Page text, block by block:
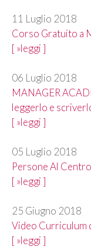
11 Luglio 2018
Corso Gratuito a
[ »leggi ]
06 Luglio 2018
MANAGER
leggerlo e
[ »leggi ]
05 Luglio 2018
Persone Al
[ »leggi ]
25 Giugno 2018
Video Curriculum
[ »leggi ]